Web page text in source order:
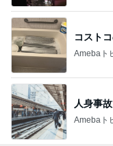
コスト
Amebaト
人身事
Amebaト